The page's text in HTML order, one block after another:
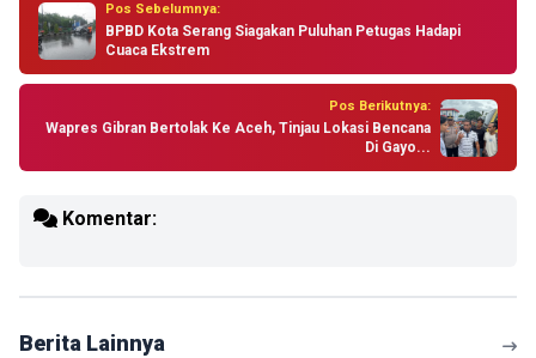
Pos Sebelumnya:
BPBD Kota Serang Siagakan Puluhan Petugas Hadapi
Cuaca Ekstrem
Pos Berikutnya:
Wapres Gibran Bertolak Ke Aceh, Tinjau Lokasi Bencana
Di Gayo...
Komentar:
Berita Lainnya